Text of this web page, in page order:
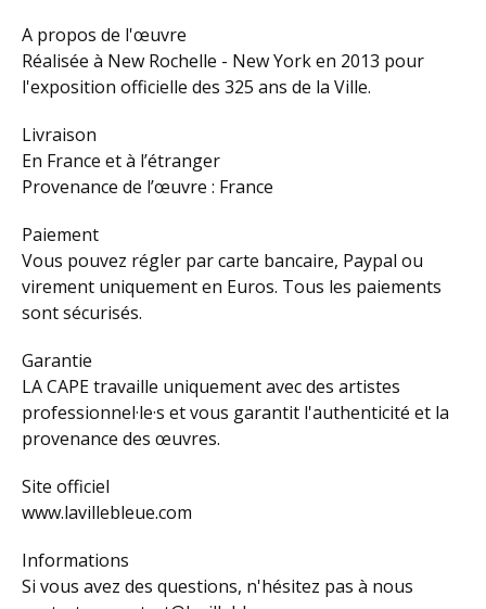
A propos de l'œuvre
Réalisée à New Rochelle - New York en 2013 pour
l'exposition officielle des 325 ans de la Ville.
Livraison
En France et à l’étranger
Provenance de l’œuvre : France
Paiement
Vous pouvez régler par carte bancaire, Paypal ou
virement uniquement en Euros. Tous les paiements
sont sécurisés.
Garantie
LA CAPE travaille uniquement avec des artistes
professionnel·le·s et vous garantit l'authenticité et la
provenance des œuvres.
Site officiel
www.lavillebleue.com
Informations
Si vous avez des questions, n'hésitez pas à nous